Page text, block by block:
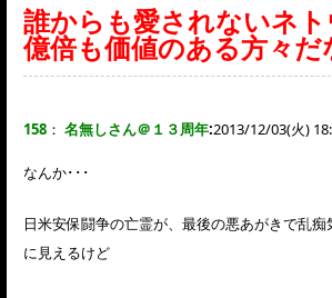
誰からも愛されないネ
億倍も価値のある方々だ
158 ： 名無しさん＠１３周年:2013/12/03(火)
なんか･･･
日米安保闘争の亡霊が、最後の悪あがきで乱
に見えるけど